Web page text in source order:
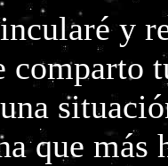
y
comparto
que más